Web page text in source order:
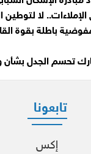
لا لتوطين
باطلة بقوة
تحسم الجدل بشأن
تابعونا
إكس